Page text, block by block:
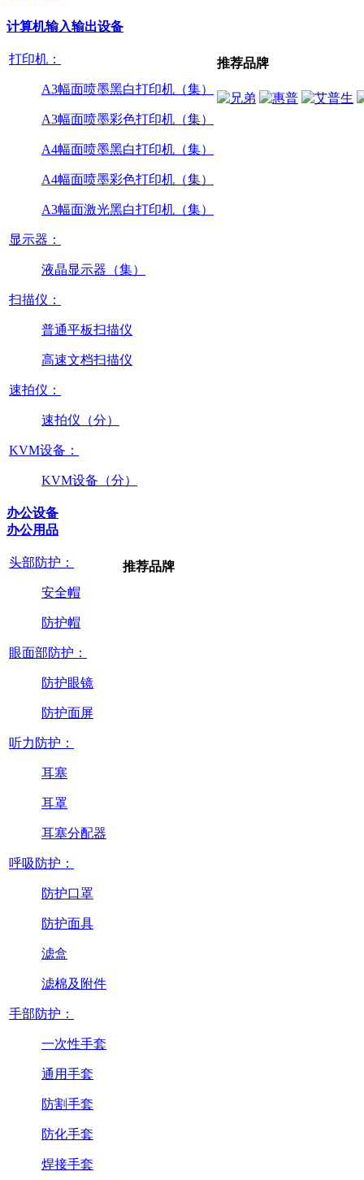
计算机输入输出设备
打印机：
A3幅面喷墨黑白打印机（集）
A3幅面喷墨彩色打印机（集）
A4幅面喷墨黑白打印机（集）
A4幅面喷墨彩色打印机（集）
A3幅面激光黑白打印机（集）
显示器：
液晶显示器（集）
扫描仪：
普通平板扫描仪
高速文档扫描仪
速拍仪：
速拍仪（分）
KVM设备：
KVM设备（分）
推荐品牌
办公设备
办公用品
头部防护：
安全帽
防护帽
眼面部防护：
防护眼镜
防护面屏
听力防护：
耳塞
耳罩
耳塞分配器
呼吸防护：
防护口罩
防护面具
滤盒
滤棉及附件
手部防护：
一次性手套
通用手套
防割手套
防化手套
焊接手套
推荐品牌